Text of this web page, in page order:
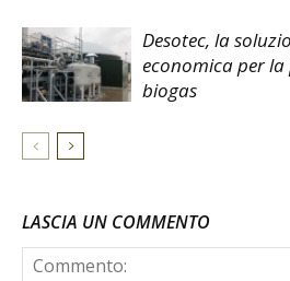
Desotec, la
economica per
biogas
LASCIA UN COMMENTO